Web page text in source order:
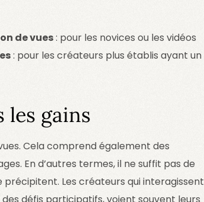
de vues: pour les novices ou les vidéos
: pour les créateurs plus établis ayant un
les gains
Cela comprend également des
En d’autres termes, il ne suffit pas de
Les créateurs qui interagissent
défis participatifs, voient souvent leurs